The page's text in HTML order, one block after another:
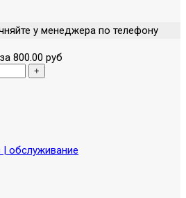
у менеджера по телефону
800.00 руб
| обслуживание